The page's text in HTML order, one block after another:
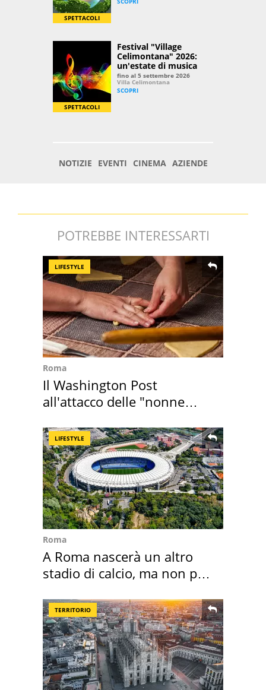
POTREBBE INTERESSARTI
LIFESTYLE
Roma
Il Washington Post
all'attacco delle "nonne
LIFESTYLE
Roma
A Roma nascerà un altro
stadio di calcio, ma non per
TERRITORIO